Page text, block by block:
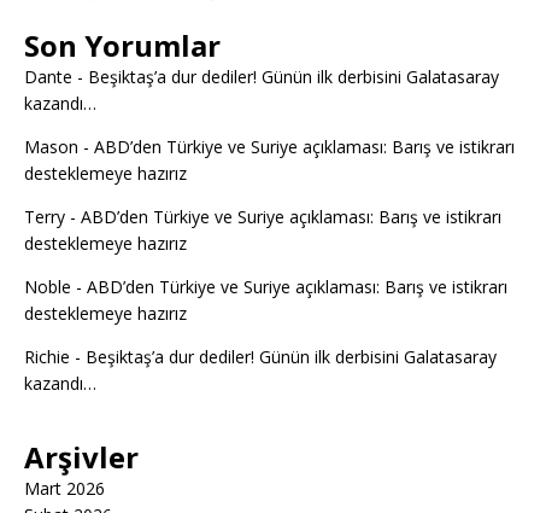
Son Yorumlar
Dante - Beşiktaş’a dur dediler! Günün ilk derbisini Galatasaray
kazandı…
Mason - ABD’den Türkiye ve Suriye açıklaması: Barış ve istikrarı
desteklemeye hazırız
Terry - ABD’den Türkiye ve Suriye açıklaması: Barış ve istikrarı
desteklemeye hazırız
Noble - ABD’den Türkiye ve Suriye açıklaması: Barış ve istikrarı
desteklemeye hazırız
Richie - Beşiktaş’a dur dediler! Günün ilk derbisini Galatasaray
kazandı…
Arşivler
Mart 2026